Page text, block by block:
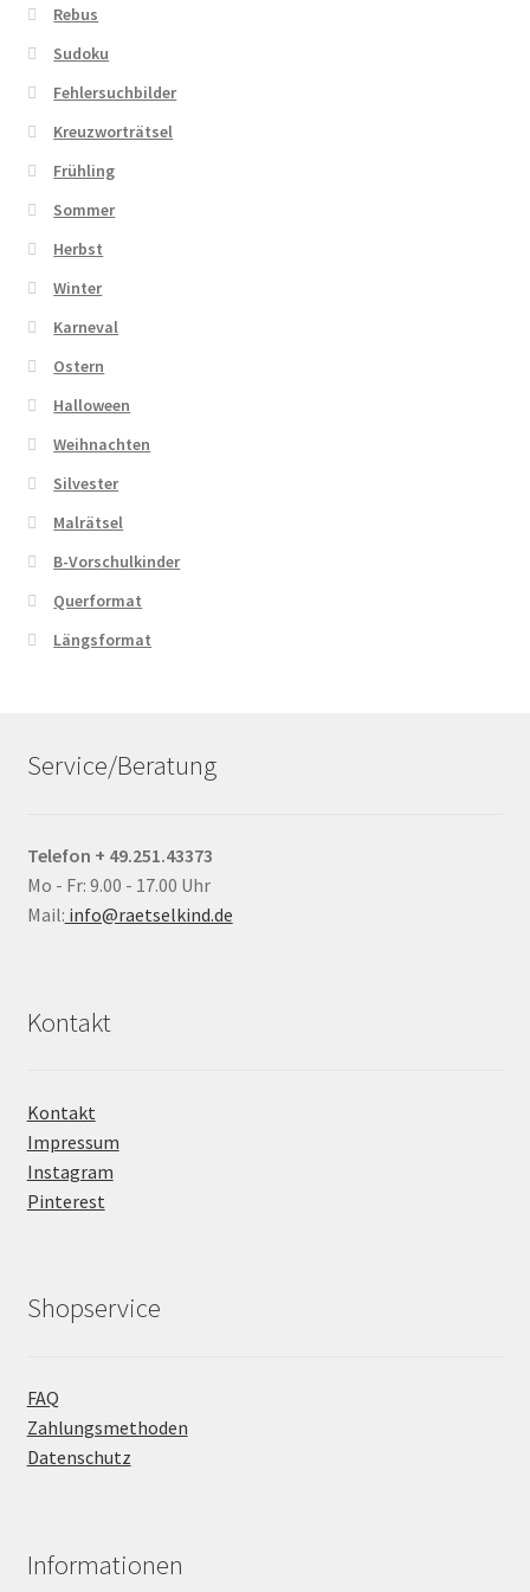
Rebus
Sudoku
Fehlersuchbilder
Kreuzworträtsel
Frühling
Sommer
Herbst
Winter
Karneval
Ostern
Halloween
Weihnachten
Silvester
Malrätsel
B-Vorschulkinder
Querformat
Längsformat
Service/Beratung
Telefon + 49.251.43373
Mo - Fr: 9.00 - 17.00 Uhr
Mail: info@raetselkind.de
Kontakt
Kontakt
Impressum
Instagram
Pinterest
Shopservice
FAQ
Zahlungsmethoden
Datenschutz
Informationen